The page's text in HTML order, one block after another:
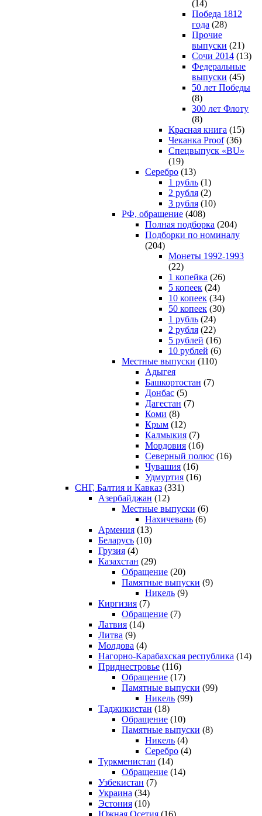
(14)
Победа 1812
года (28)
Прочие
выпуски (21)
Сочи 2014 (13)
Федеральные
выпуски (45)
50 лет Победы
(8)
300 лет Флоту
(8)
Красная книга (15)
Чеканка Proof(36)
Спецвыпуск «BU»
(19)
Серебро (13)
1 рубль (1)
2 рубля (2)
3 рубля (10)
РФ, обращение (408)
Полная подборка (204)
Подборки по номиналу
(204)
Монеты 1992-1993
(22)
1 копейка (26)
5 копеек (24)
10 копеек (34)
50 копеек (30)
1 рубль (24)
2 рубля (22)
5 рублей (16)
10 рублей (6)
Местные выпуски (110)
Адыгея
Башкортостан (7)
Донбас (5)
Дагестан (7)
Коми (8)
Крым (12)
Калмыкия (7)
Мордовия (16)
Северный полюс (16)
Чувашия (16)
Удмуртия (16)
СНГ, Балтия и Кавказ (331)
Азербайджан (12)
Местные выпуски (6)
Нахичевань (6)
Армения (13)
Беларусь (10)
Грузия (4)
Казахстан (29)
Обращение (20)
Памятные выпуски (9)
Никель (9)
Киргизия (7)
Обращение (7)
Латвия (14)
Литва (9)
Молдова (4)
Нагорно-Карабахская республика (14)
Приднестровье (116)
Обращение (17)
Памятные выпуски (99)
Никель (99)
Таджикистан (18)
Обращение (10)
Памятные выпуски (8)
Никель (4)
Серебро (4)
Туркменистан (14)
Обращение (14)
Узбекистан (7)
Украина (34)
Эстония (10)
Южная Осетия (16)